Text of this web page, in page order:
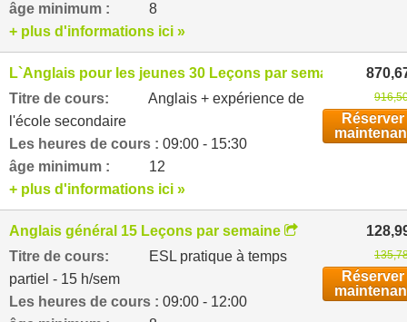
âge minimum :
8
+ plus d'informations ici »
L`Anglais pour les jeunes 30 Leçons par semaine
Titre de cours:
Anglais + expérience de
l'école secondaire
Les heures de cours : 09:00 - 15:30
âge minimum :
12
Réserver
+ plus d'informations ici »
Anglais général 15 Leçons par semaine
Titre de cours:
ESL pratique à temps
partiel - 15 h/sem
Les heures de cours : 09:00 - 12:00
Réserver